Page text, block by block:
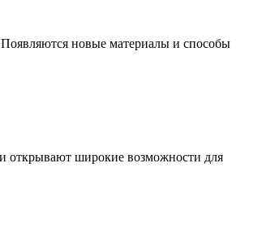
новые материалы и способы
открывают широкие возможности для